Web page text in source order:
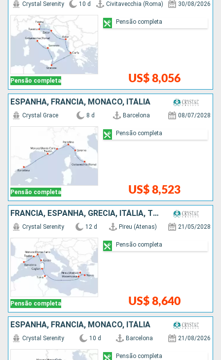
Pensão completa
Crystal Serenity 10 d Civitavecchia (Roma) 30/08/2026
US$ 8,056
Pensão completa
ESPANHA, FRANCIA, MÔNACO, ITÁLIA
Pensão completa
Crystal Grace 8 d Barcelona 08/07/2028
US$ 8,523
Pensão completa
FRANCIA, ESPANHA, GRÉCIA, ITÁLIA, TUNÍSIA, MÔNACO
Pensão completa
Crystal Serenity 12 d Pireu (Atenas) 21/05/2028
US$ 8,640
Pensão completa
ESPANHA, FRANCIA, MÔNACO, ITÁLIA
Crystal Serenity 10 d Barcelona 21/08/2026
Pensão completa